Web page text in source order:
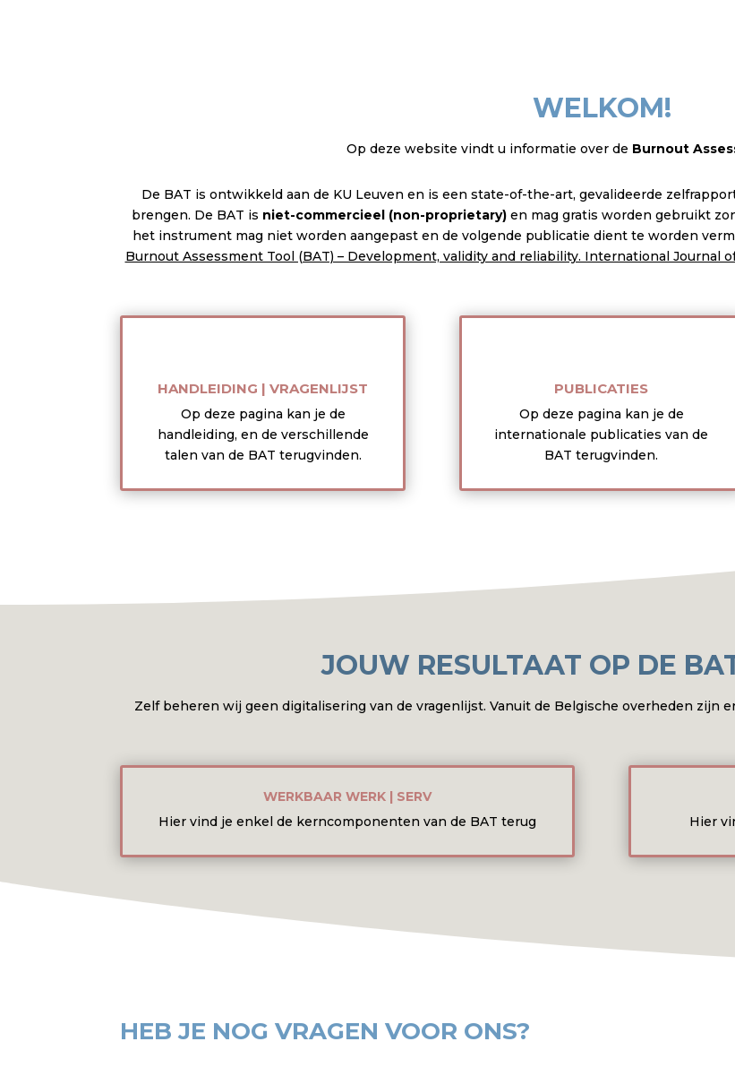
WELKOM!
Op deze website vindt u informatie over de Burnout
De BAT is ontwikkeld aan de KU Leuven en is een state-of-the-art, gevalideerde
brengen. De BAT is niet-commercieel (non-proprietary)en mag gratis worden gebruikt
het instrument mag niet worden aangepast en de volgende publicatie dient te worden
Burnout Assessment Tool (BAT) – Development, validity and reliability. International Journal
HANDLEIDING | VRAGENLIJST
Op deze pagina kan je de
handleiding, en de verschillende
talen van de BAT terugvinden.
PUBLICATIES
Op deze pagina kan je de
internationale publicaties van de
BAT terugvinden.
JOUW RESULTAAT OP DE
Zelf beheren wij geen digitalisering van de vragenlijst. Vanuit de Belgische overheden zijn
WERKBAAR WERK | SERV
Hier vind je enkel de kerncomponenten van de BAT terug
Hier
HEB JE NOG VRAGEN VOOR ONS?